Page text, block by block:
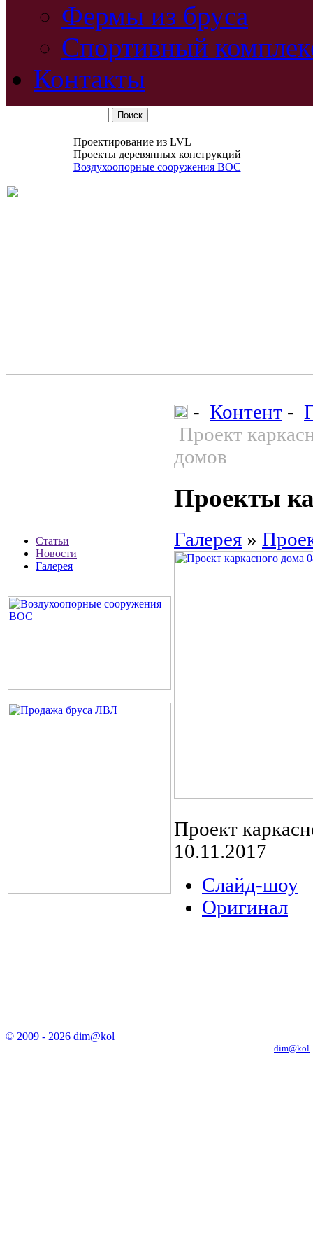
Фермы из бруса
Спортивный
Контакты
Проектирование из LVL
Проекты деревянных конструкций
Воздухоопорные сооружения ВОС
Статьи
Новости
Галерея
- Контент -
Проект
домов
Проекты
Галерея »
Проект
10.11.2017
Слайд-шоу
Оригинал
© 2009 - 2026 dim@kol
dim@kol